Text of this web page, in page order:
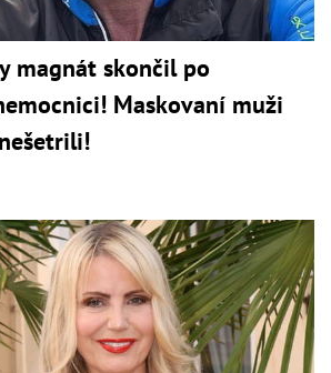
magnát skončil po
Maskovaní muži